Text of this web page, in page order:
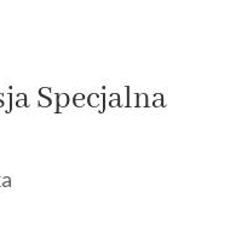
Specjalna